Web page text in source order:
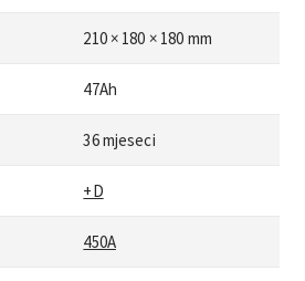
210 × 180 × 180 mm
47Ah
36 mjeseci
+D
450A